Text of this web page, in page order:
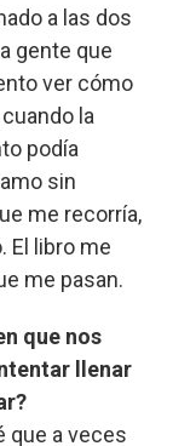
a las dos
gente que
ver cómo
la
podía
sin
me recorría,
El libro me
me pasan.
que nos
llenar
que a veces